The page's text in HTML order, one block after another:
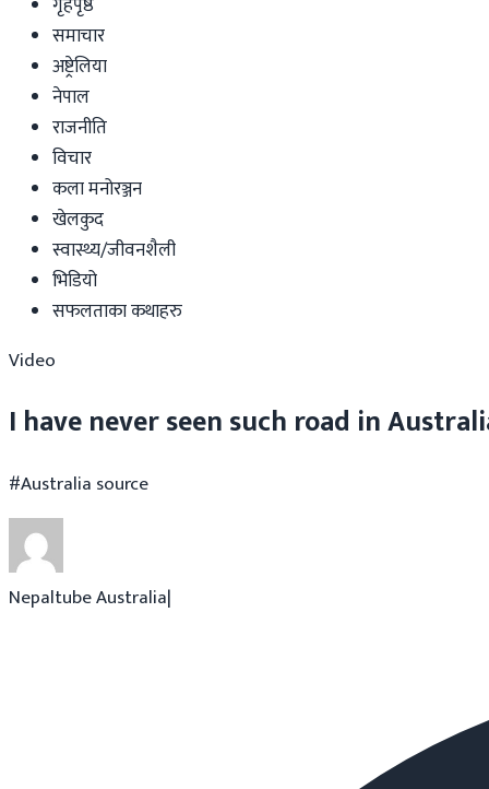
समाचार
अष्ट्रेलिया
नेपाल
राजनीति
विचार
कला मनोरञ्जन
खेलकुद
स्वास्थ्य/जीवनशैली
भिडियो
सफलताका कथाहरु
Video
I have never seen such road in
#Australia source
Nepaltube Australia|